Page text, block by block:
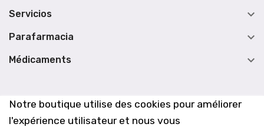
Notre boutique utilise des cookies pour améliorer
l'expérience utilisateur et nous vous
Servicios 
Parafarmacia 
Médicaments 